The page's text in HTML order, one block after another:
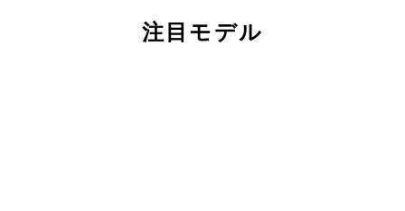
注目モデル